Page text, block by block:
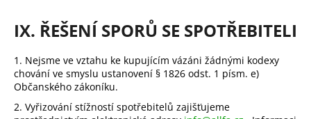
IX. ŘEŠENÍ SPORŮ SE SPOTŘEBITELI
1. Nejsme ve vztahu ke kupujícím vázáni žádnými kodexy
chování ve smyslu ustanovení § 1826 odst. 1 písm. e)
Občanského zákoníku.
2. Vyřizování stížností spotřebitelů zajišťujeme